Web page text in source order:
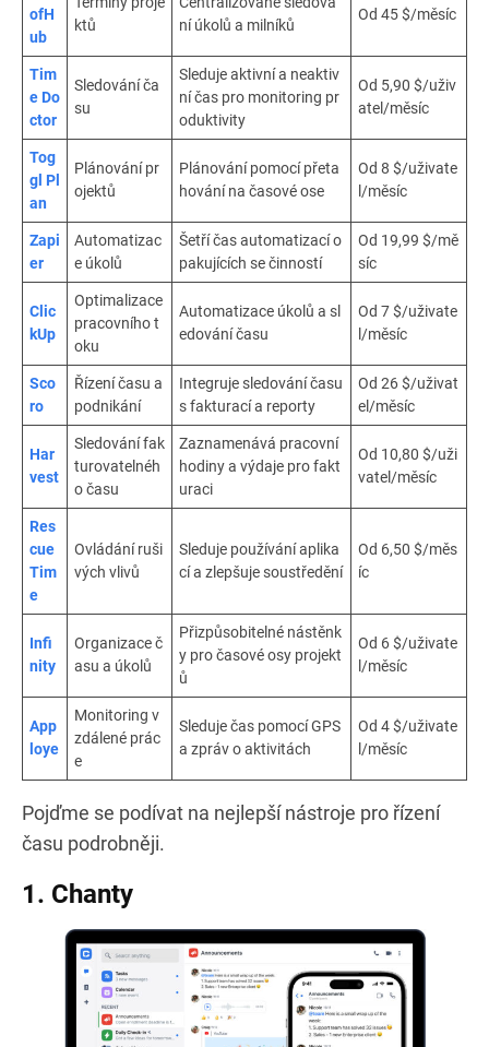
ofH
ub
ktů
ní úkolů a milníků
Od 45 $/měsíc
Tim
e Do
ctor
Sledování ča
su
Sleduje aktivní a neaktiv
ní čas pro monitoring pr
oduktivity
Od 5,90 $/uživ
atel/měsíc
Tog
gl Pl
an
Plánování pr
ojektů
Plánování pomocí přeta
hování na časové ose
Od 8 $/uživate
l/měsíc
Zapi
er
Automatizac
e úkolů
Šetří čas automatizací o
pakujících se činností
Od 19,99 $/mě
síc
Clic
kUp
Optimalizace
pracovního t
oku
Automatizace úkolů a sl
edování času
Od 7 $/uživate
l/měsíc
Sco
ro
Řízení času a
podnikání
Integruje sledování času
s fakturací a reporty
Od 26 $/uživat
el/měsíc
Har
vest
Sledování fak
turovatelnéh
o času
Zaznamenává pracovní
hodiny a výdaje pro fakt
uraci
Od 10,80 $/uži
vatel/měsíc
Res
cue
Tim
e
Ovládání ruši
vých vlivů
Sleduje používání aplika
cí a zlepšuje soustředění
Od 6,50 $/měs
íc
Infi
nity
Organizace č
asu a úkolů
Přizpůsobitelné nástěnk
y pro časové osy projekt
ů
Od 6 $/uživate
l/měsíc
App
loye
Monitoring v
zdálené prác
e
Sleduje čas pomocí GPS
a zpráv o aktivitách
Od 4 $/uživate
l/měsíc
Pojďme se podívat na nejlepší nástroje pro řízení
času podrobněji.
1. Chanty